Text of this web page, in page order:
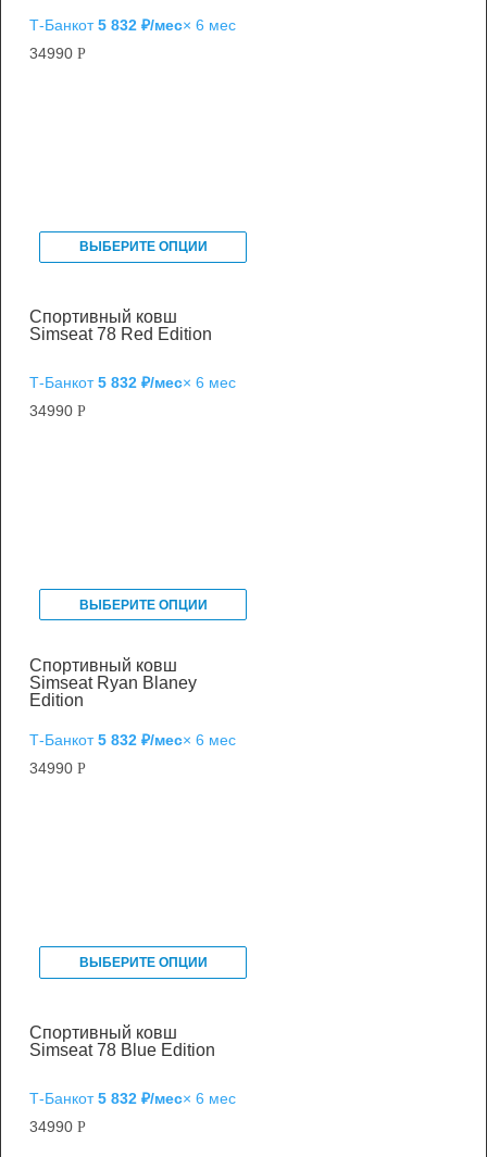
Т‑Банкот5 832 ₽/мес× 6 мес
34990 Р
Спортивный ковш
Simseat 78 Red Edition
Т‑Банкот5 832 ₽/мес× 6 мес
34990 Р
ВЫБЕРИТЕ ОПЦИИ
Спортивный ковш
Simseat Ryan Blaney
Edition
Т‑Банкот5 832 ₽/мес× 6 мес
34990 Р
ВЫБЕРИТЕ ОПЦИИ
Спортивный ковш
Simseat 78 Blue Edition
Т‑Банкот5 832 ₽/мес× 6 мес
34990 Р
ВЫБЕРИТЕ ОПЦИИ